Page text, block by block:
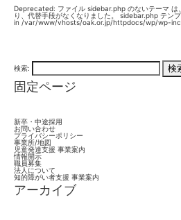
Deprecated: ファイル sidebar.php のないテーマ は
り、代替手段がなくなりました。 sidebar.php テン
in /var/www/vhosts/oak.or.jp/httpdocs/wp/wp-
検索:
固定ページ
新卒・中途採用
お問い合わせ
プライバシーポリシー
事業所/地図
児童発達支援 事業案内
情報開示
職員募集
法人について
知的障がい者支援 事業案内
アーカイブ